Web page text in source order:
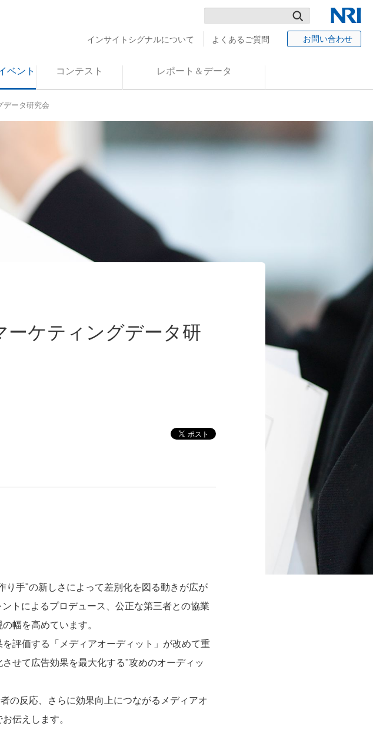
NRI
検
インサイトシグナルについて よくあるご質問 お問い合わせ
ベント コンテスト レポート＆データ
データ研究会
ーケティングデータ研
り手"の新しさによって差別化を図る動きが広が
トによるプロデュース、公正な第三者との協業
幅を高めています。
評価する「メディアオーディット」が改めて重
せて広告効果を最大化する"攻めのオーディッ
の反応、さらに効果向上につながるメディアオ
伝えします。